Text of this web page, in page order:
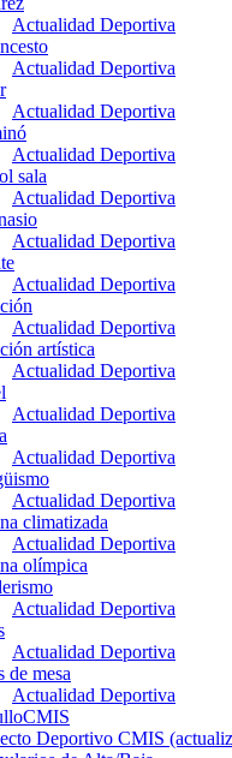
Actualidad Deportiva
Actualidad Deportiva
Actualidad Deportiva
Actualidad Deportiva
sala
Actualidad Deportiva
Actualidad Deportiva
Actualidad Deportiva
Actualidad Deportiva
artística
Actualidad Deportiva
Actualidad Deportiva
Actualidad Deportiva
Actualidad Deportiva
climatizada
Actualidad Deportiva
olímpica
Actualidad Deportiva
Actualidad Deportiva
de mesa
Actualidad Deportiva
Deportivo CMIS